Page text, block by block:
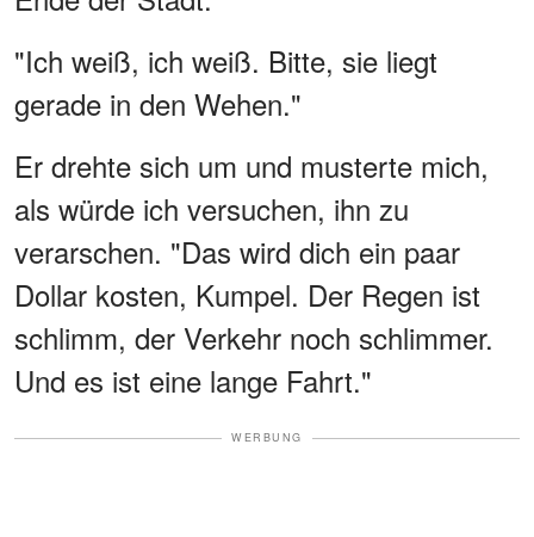
"Ich weiß, ich weiß. Bitte, sie liegt
gerade in den Wehen."
Er drehte sich um und musterte mich,
als würde ich versuchen, ihn zu
verarschen. "Das wird dich ein paar
Dollar kosten, Kumpel. Der Regen ist
schlimm, der Verkehr noch schlimmer.
Und es ist eine lange Fahrt."
WERBUNG